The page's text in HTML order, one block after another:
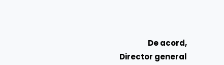
De acord,
Director general